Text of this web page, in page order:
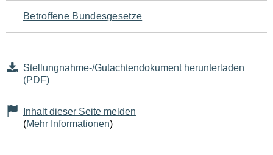
Seiteninhalt
Betroffene Bundesgesetze
Stellungnahme-/Gutachtendokument herunterladen
(PDF)
Inhalt dieser Seite melden
(Mehr Informationen)